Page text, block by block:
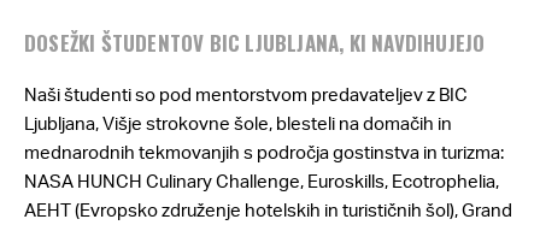
DOSEŽKI ŠTUDENTOV BIC LJUBLJANA, KI NAVDIHUJEJO
Naši študenti so pod mentorstvom predavateljev z BIC
Ljubljana, Višje strokovne šole, blesteli na domačih in
mednarodnih tekmovanjih s področja gostinstva in turizma:
NASA HUNCH Culinary Challenge, Euroskills, Ecotrophelia,
AEHT (Evropsko združenje hotelskih in turističnih šol), Grand